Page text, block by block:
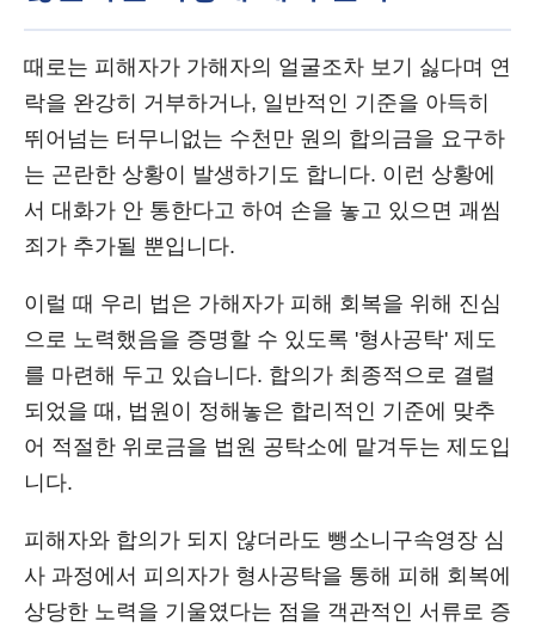
때로는 피해자가 가해자의 얼굴조차 보기 싫다며 연
락을 완강히 거부하거나, 일반적인 기준을 아득히
뛰어넘는 터무니없는 수천만 원의 합의금을 요구하
는 곤란한 상황이 발생하기도 합니다. 이런 상황에
서 대화가 안 통한다고 하여 손을 놓고 있으면 괘씸
죄가 추가될 뿐입니다.
이럴 때 우리 법은 가해자가 피해 회복을 위해 진심
으로 노력했음을 증명할 수 있도록 '형사공탁' 제도
를 마련해 두고 있습니다. 합의가 최종적으로 결렬
되었을 때, 법원이 정해놓은 합리적인 기준에 맞추
어 적절한 위로금을 법원 공탁소에 맡겨두는 제도입
니다.
피해자와 합의가 되지 않더라도 뺑소니구속영장 심
사 과정에서 피의자가 형사공탁을 통해 피해 회복에
상당한 노력을 기울였다는 점을 객관적인 서류로 증